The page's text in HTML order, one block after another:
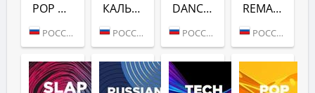
POP GOLD 1990S (DFM)
РОССИЯ (МОСКВА)
КАЛЬЯН РЭП (DFM)
РОССИЯ (МОСКВА)
DANCE HALL (DFM)
РОССИЯ (МОСКВА)
REMAKE (DFM)
РОССИЯ (МОСКВА)